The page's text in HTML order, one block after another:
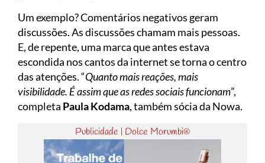
Um exemplo? Comentários negativos geram
discussões. As discussões chamam mais pessoas.
E, de repente, uma marca que antes estava
escondida nos cantos da internet se torna o centro
das atenções. “Quanto mais reações, mais
visibilidade. É assim que as redes sociais funcionam”,
completa Paula Kodama, também sócia da Nowa.
Publicidade | Dolce Morumbi®